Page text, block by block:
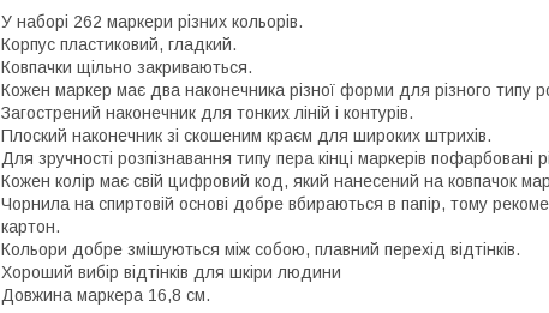
У наборі 262 маркери різних кольорів.
Корпус пластиковий, гладкий.
Ковпачки щільно закриваються.
Кожен маркер має два наконечника різної форми для різного типу
Загострений наконечник для тонких ліній і контурів.
Плоский наконечник зі скошеним краєм для широких штрихів.
Для зручності розпізнавання типу пера кінці маркерів пофарбовані
Кожен колір має свій цифровий код, який нанесений на ковпачок
Чорнила на спиртовій основі добре вбираються в папір, тому
картон.
Кольори добре змішуються між собою, плавний перехід відтінків.
Хороший вибір відтінків для шкіри людини
Довжина маркера 16,8 см.